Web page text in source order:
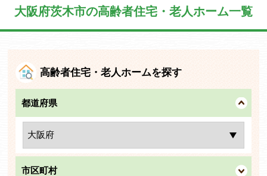
大阪府茨木市の高齢者住宅・老人ホーム一覧
高齢者住宅・老人ホームを探す
都道府県
市区町村